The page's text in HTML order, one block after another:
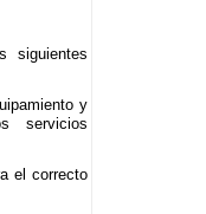
siguientes
y
servicios
el correcto